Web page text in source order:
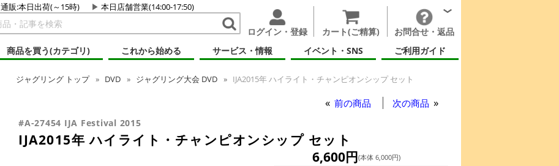
通販:本日出荷(～15時) 本日店舗営業(14:00-17:50)
ログイン・登録 カート(ご精算)
お問合せ・返品
商品を買う(カテゴリ)
これから始める サービス・情報 イベント・SNS ご利用ガイド
ジャグリング トップ DVD ジャグリング大会 DVD IJA2015年 ハイライト・チャンピオンシップ セット
前の商品 次の商品
#A-27454 IJA Festival 2015
IJA2015年 ハイライト・チャンピオンシップ セット
6,600円(本体 6,000円)